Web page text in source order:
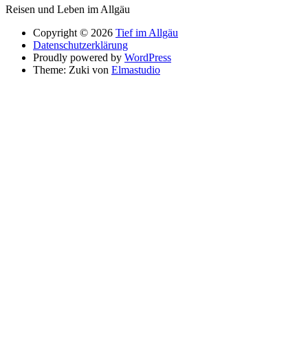
Reisen und Leben im Allgäu
Copyright © 2026 Tief im Allgäu
Datenschutzerklärung
Proudly powered by WordPress
Theme: Zuki von Elmastudio